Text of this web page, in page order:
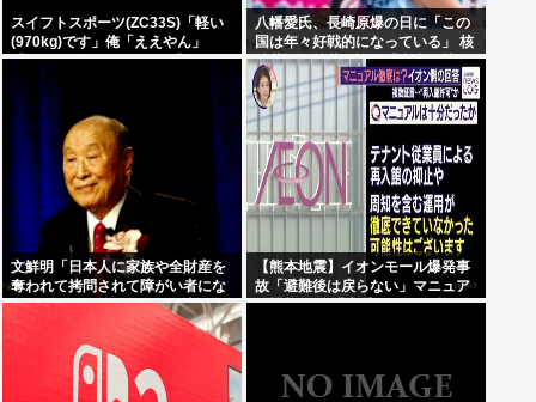
スイフトスポーツ(ZC33S)「軽い
(970kg)です」俺「ええやん」
「1.4Lのターボです」俺「うん」
「140馬力です」俺「えっ…」
八幡愛氏、長崎原爆の日に「この
国は年々好戦的になっている」 核
武装論・核共有論…「本当に情け
なくなる」
文鮮明「日本人に家族や全財産を
奪われて拷問されて障がい者にな
りました」く統一教会が日本に復
讐するのって当然の権利じゃね？
【熊本地震】イオンモール爆発事
故「避難後は戻らない」マニュア
ル機能せず 「貴重品OK」と許可